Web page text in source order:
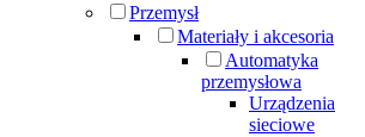
Przemysł
Materiały i akcesoria
Automatyka
przemysłowa
Urządzenia
sieciowe